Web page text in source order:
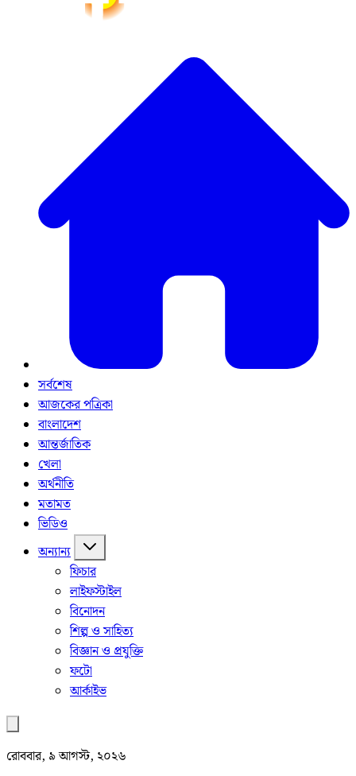
সর্বশেষ
আজকের পত্রিকা
বাংলাদেশ
আন্তর্জাতিক
খেলা
অর্থনীতি
মতামত
ভিডিও
অন্যান্য
ফিচার
লাইফস্টাইল
বিনোদন
শিল্প ও সাহিত্য
বিজ্ঞান ও প্রযুক্তি
ফটো
আর্কাইভ
রোববার, ৯ আগস্ট, ২০২৬